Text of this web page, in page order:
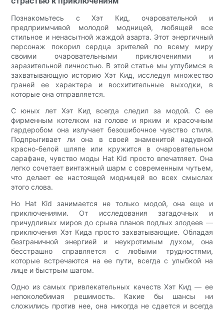
Познакомьтесь с Хэт Кид, очаровательной и
предприимчивой молодой модницей, любящей все
стильное и ненасытной жаждой азарта. Этот энергичный
персонаж покорил сердца зрителей по всему миру
своими очаровательными приключениями и
заразительной личностью. В этой статье мы углубимся в
захватывающую историю Хэт Кид, исследуя множество
граней ее характера и восхитительные выходки, в
которые она отправляется.
С юных лет Хэт Кид всегда следил за модой. С ее
фирменным котелком на голове и ярким и красочным
гардеробом она излучает безошибочное чувство стиля.
Подпрыгивает ли она в своей знаменитой надувной
красно-белой шляпе или кружится в очаровательном
сарафане, чувство моды Hat Kid просто впечатляет. Она
легко сочетает винтажный шарм с современным чутьем,
что делает ее настоящей модницей во всех смыслах
этого слова.
Но Hat Kid занимается не только модой, она еще и
приключениями. От исследования загадочных и
причудливых миров до срыва планов подлых злодеев —
приключения Хэт Кида просто захватывающие. Обладая
безграничной энергией и неукротимым духом, она
бесстрашно справляется с любыми трудностями,
которые встречаются на ее пути, всегда с улыбкой на
лице и быстрым шагом.
Одно из самых привлекательных качеств Хэт Кид — ее
непоколебимая решимость. Какие бы шансы ни
сложились против нее, она никогда не сдается и всегда